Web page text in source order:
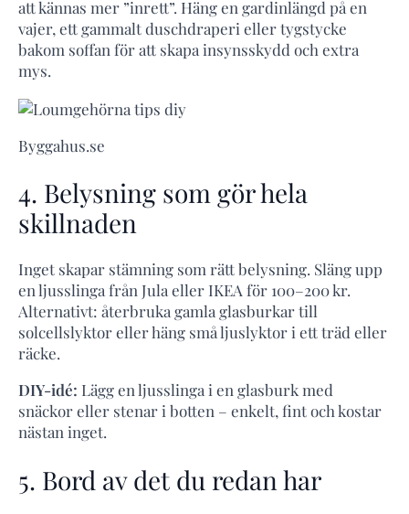
att kännas mer ”inrett”. Häng en gardinlängd på en
vajer, ett gammalt duschdraperi eller tygstycke
bakom soffan för att skapa insynsskydd och extra
mys.
Byggahus.se
4. Belysning som gör hela
skillnaden
Inget skapar stämning som rätt belysning. Släng upp
en ljusslinga från Jula eller IKEA för 100–200 kr.
Alternativt: återbruka gamla glasburkar till
solcellslyktor eller häng små ljuslyktor i ett träd eller
räcke.
DIY-idé: Lägg en ljusslinga i en glasburk med
snäckor eller stenar i botten – enkelt, fint och kostar
nästan inget.
5. Bord av det du redan har